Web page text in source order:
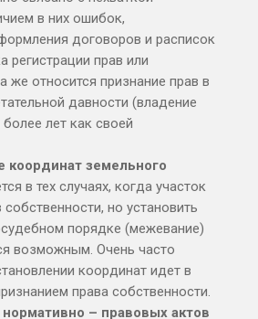
в них ошибок,
договоров и расписок
регистрации прав или
же относится признание прав в
давности (владение
лет как своей
координат земельного
в тех случаях, когда участок
собственности, но установить
порядке (межевание)
возможным. Очень часто
координат идет в
права собственности.
– правовых актов